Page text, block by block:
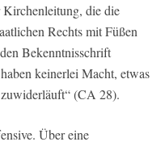
Kirchenleitung, die die
Rechts mit Füßen
Bekenntnisschrift
keinerlei Macht, etwas
(CA 28).
Über eine